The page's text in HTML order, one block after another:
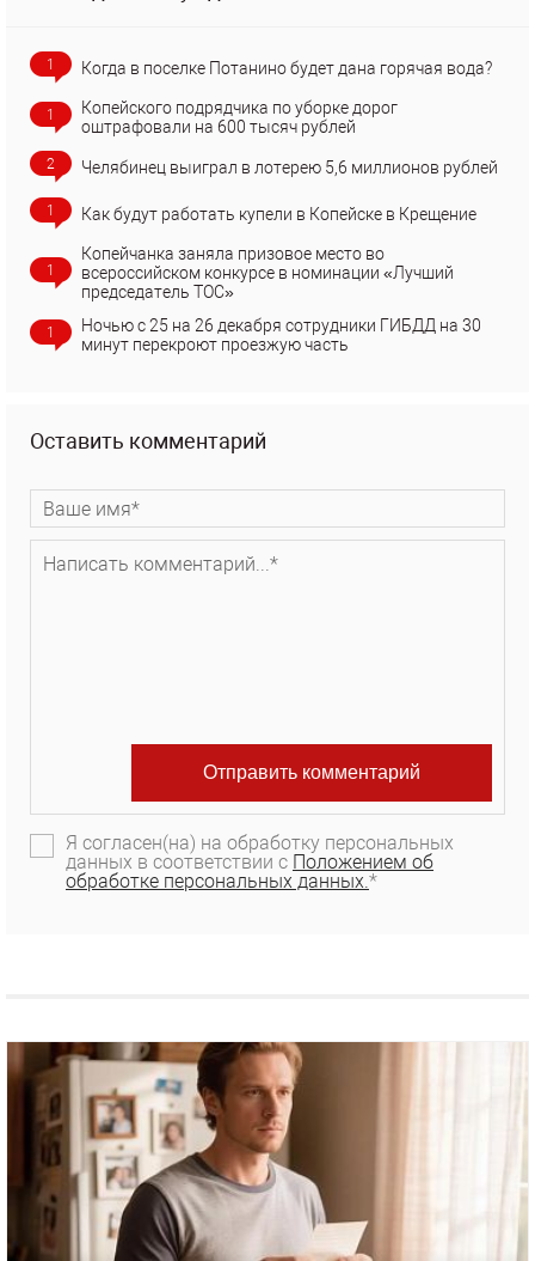
1 Когда в поселке Потанино будет дана горячая вода?
1
Копейского подрядчика по уборке дорог
оштрафовали на 600 тысяч рублей
2 Челябинец выиграл в лотерею 5,6 миллионов рублей
1 Как будут работать купели в Копейске в Крещение
1
Копейчанка заняла призовое место во
всероссийском конкурсе в номинации «Лучший
председатель ТОС»
1
Ночью с 25 на 26 декабря сотрудники ГИБДД на 30
минут перекроют проезжую часть
Оставить комментарий
Я согласен(на) на обработку персональных
данных в соответствии с Положением об
обработке персональных данных.*